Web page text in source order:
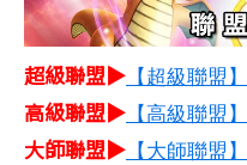
超級聯盟▶ 【超級聯盟
高級聯盟▶ 【高級聯盟
大師聯盟▶ 【大師聯盟